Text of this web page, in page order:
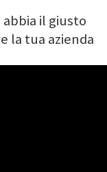
il giusto
la tua azienda